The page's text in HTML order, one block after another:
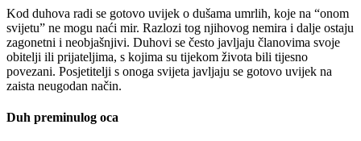
Kod duhova radi se gotovo uvijek o dušama umrlih, koje na “onom
svijetu” ne mogu naći mir. Razlozi tog njihovog nemira i dalje ostaju
zagonetni i neobjašnjivi. Duhovi se često javljaju članovima svoje
obitelji ili prijateljima, s kojima su tijekom života bili tijesno
povezani. Posjetitelji s onoga svijeta javljaju se gotovo uvijek na
zaista neugodan način.
Duh preminulog oca